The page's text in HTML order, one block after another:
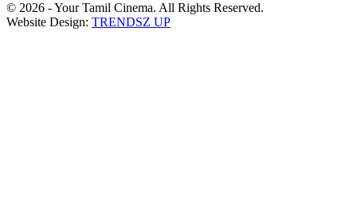
© 2026 - Your Tamil Cinema. All Rights Reserved.
Website Design: TRENDSZ UP